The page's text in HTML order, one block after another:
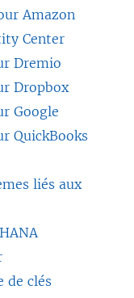
Amazon
Center
Dremio
Dropbox
Google
QuickBooks
liés aux
de clés